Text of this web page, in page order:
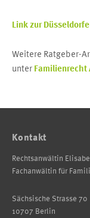
Link zur
Weitere Ratgeber-
unterFamilienrecht
Kontakt
Rechtsanwältin
Fachanwältin für
Sächsische Strasse 70
10707 Berlin